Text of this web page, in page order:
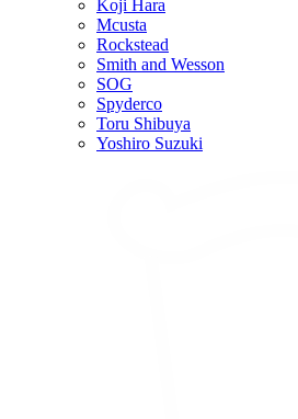
Koji Hara
Mcusta
Rockstead
Smith and Wesson
SOG
Spyderco
Toru Shibuya
Yoshiro Suzuki